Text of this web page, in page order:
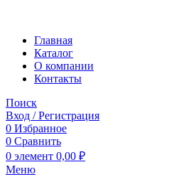
Главная
Каталог
О компании
Контакты
Поиск
Вход / Регистрация
0 Избранное
0 Сравнить
0 элемент 0,00 ₽
Меню